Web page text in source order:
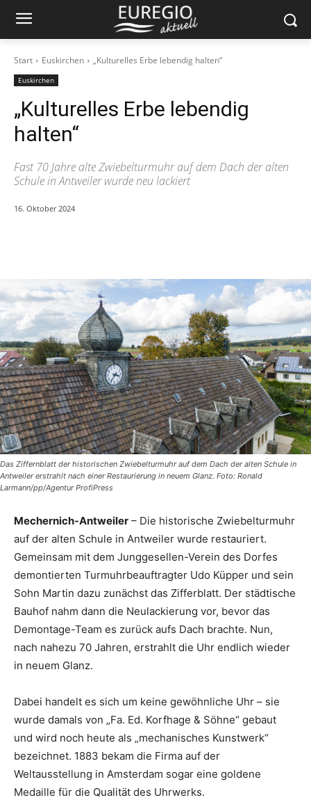
Start Euskirchen „Kulturelles Erbe lebendig halten“
Euskirchen
„Kulturelles Erbe lebendig
halten“
Fast 70 Jahre alte Zwiebelturmuhr auf dem Dach der alten
Schule in Antweiler wurde neu lackiert
16. Oktober 2024
Das Ziffernblatt der historischen Zwiebelturmuhr auf dem Dach der alten Schule in
Antweiler erstrahlt nach einer Restaurierung in neuem Glanz. Foto: Ronald
Larmann/pp/Agentur ProfiPress
Mechernich-Antweiler – Die historische Zwiebelturmuhr
auf der alten Schule in Antweiler wurde restauriert.
Gemeinsam mit dem Junggesellen-Verein des Dorfes
demontierten Turmuhrbeauftragter Udo Küpper und sein
Sohn Martin dazu zunächst das Zifferblatt. Der städtische
Bauhof nahm dann die Neulackierung vor, bevor das
Demontage-Team es zurück aufs Dach brachte. Nun,
nach nahezu 70 Jahren, erstrahlt die Uhr endlich wieder
in neuem Glanz.
Dabei handelt es sich um keine gewöhnliche Uhr – sie
wurde damals von „Fa. Ed. Korfhage & Söhne“ gebaut
und wird noch heute als „mechanisches Kunstwerk“
bezeichnet. 1883 bekam die Firma auf der
Weltausstellung in Amsterdam sogar eine goldene
Medaille für die Qualität des Uhrwerks.